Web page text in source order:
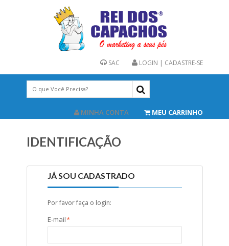
SAC LOGIN | CADASTRE-SE
MINHA CONTA MEU CARRINHO
IDENTIFICAÇÃO
JÁ SOU CADASTRADO
Por favor faça o login:
E-mail*